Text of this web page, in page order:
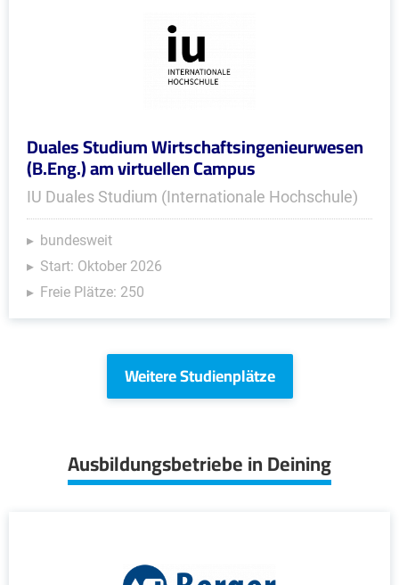
Duales Studium Wirtschaftsingenieurwesen
(B.Eng.) am virtuellen Campus
IU Duales Studium (Internationale Hochschule)
bundesweit
Start: Oktober 2026
Freie Plätze: 250
Weitere Studienplätze
Ausbildungsbetriebe in Deining